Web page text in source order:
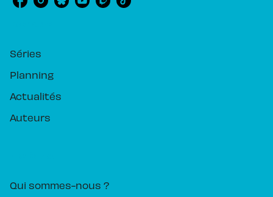
Séries
Planning
Actualités
Auteurs
Qui sommes-nous ?